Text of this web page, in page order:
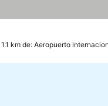
1.1 km de: Aeropuerto